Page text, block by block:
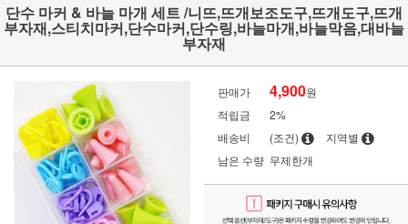
단수 마커 & 바늘 마개 세트 /니뜨,뜨개보조도구,뜨개도구,뜨개
부자재,스티치마커,단수마커,단수링,바늘마개,바늘막음,대바늘
부자재
판매가 4,900원
적립금
2%
배송비
(조건)
지역별
남은 수량 무제한개